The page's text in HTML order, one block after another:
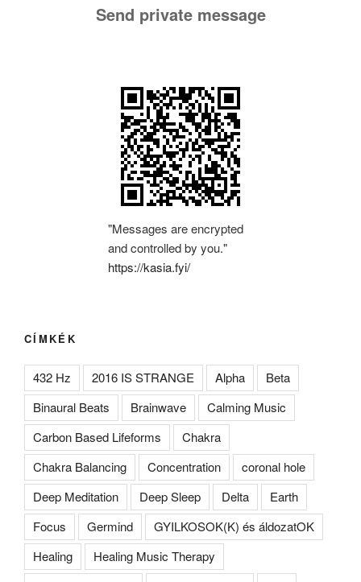
Send private message
"Messages are encrypted
and controlled by you."
https://kasia.fyi/
CÍMKÉK
432 Hz 2016 IS STRANGE Alpha
Beta
Binaural Beats
Brainwave
Calming Music
Carbon Based Lifeforms
Chakra
Chakra Balancing
Concentration
coronal hole
Deep Meditation
Deep Sleep Delta
Earth
Focus
Germind
GYILKOSOK(K) és áldozatOK
Healing
Healing Music Therapy